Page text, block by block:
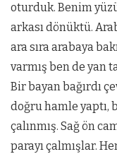
oturduk. Benim
arkası dönüktü.
ara sıra arabaya
varmış ben de yan
Bir bayan bağırdı
doğru hamle yaptı,
çalınmış. Sağ ön
parayı çalmışlar.